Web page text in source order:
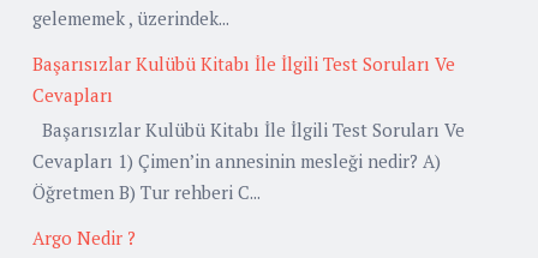
gelememek , üzerindek...
Başarısızlar Kulübü Kitabı İle İlgili Test Soruları Ve
Cevapları
Başarısızlar Kulübü Kitabı İle İlgili Test Soruları Ve
Cevapları 1) Çimen’in annesinin mesleği nedir? A)
Öğretmen B) Tur rehberi C...
Argo Nedir ?